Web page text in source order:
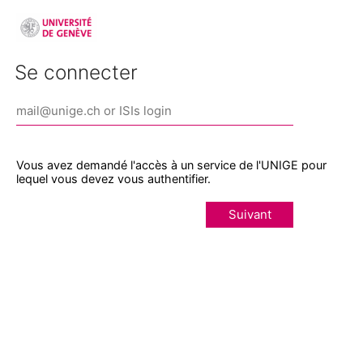
Se connecter
Vous avez demandé l'accès à un service de l'UNIGE pour
lequel vous devez vous authentifier.
Suivant